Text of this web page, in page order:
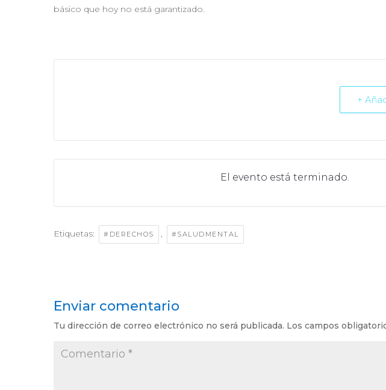
básico que hoy no está garantizado.
+
El evento está terminado.
Etiquetas: #DERECHOS , #SALUDMENTAL
Enviar comentario
Tu dirección de correo electrónico no será publicada. Los campos